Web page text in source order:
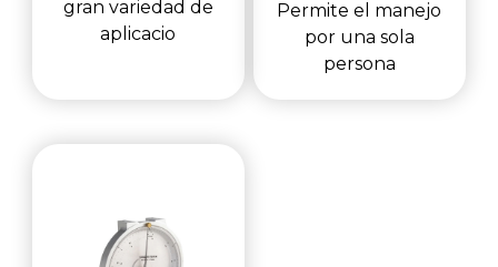
gran variedad de
aplicacio
Permite el manejo
por una sola
persona